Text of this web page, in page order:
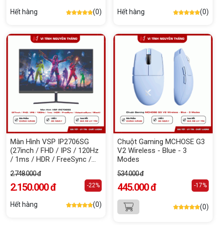
Hết hàng (0) Hết hàng (0)
Màn Hình VSP IP2706SG
(27inch / FHD / IPS / 120Hz
/ 1ms / HDR / FreeSync /
2.748.000 đ
2.150.000 đ -22%
Hết hàng (0)
Chuột Gaming MCHOSE G3
V2 Wireless - Blue - 3
Modes
534.000 đ
445.000 đ -17%
(0)